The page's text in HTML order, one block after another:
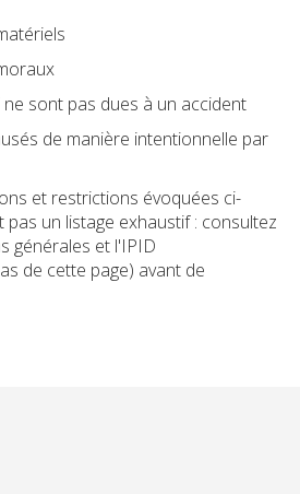
ne sont pas dues à un accident
de manière intentionnelle par
et restrictions évoquées ci-
un listage exhaustif : consultez
générales et l'IPID
de cette page) avant de